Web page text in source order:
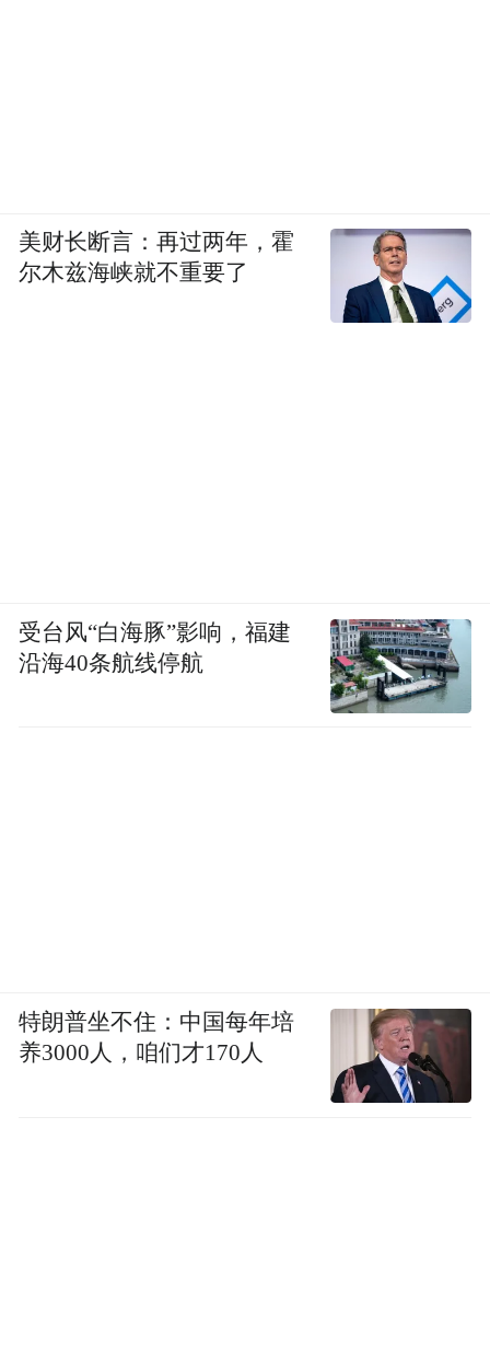
美财长断言：再过两年，霍
尔木兹海峡就不重要了
受台风“白海豚”影响，福建
沿海40条航线停航
特朗普坐不住：中国每年培
养3000人，咱们才170人